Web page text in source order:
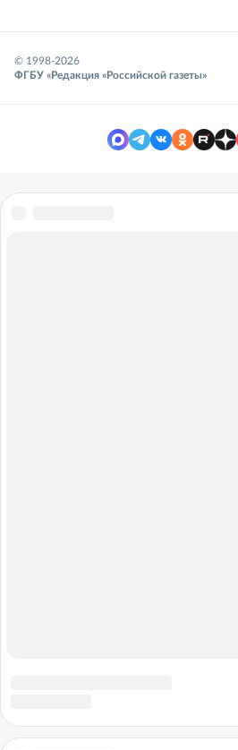
© 1998-2026
ФГБУ «Редакция «Российской газеты»